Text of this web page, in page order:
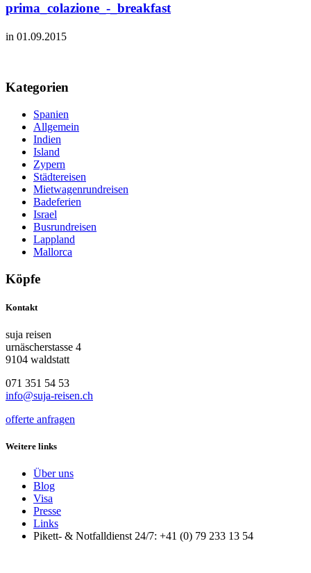
prima_colazione_-_breakfast
in 01.09.2015
Kategorien
Spanien
Allgemein
Indien
Island
Zypern
Städtereisen
Mietwagenrundreisen
Badeferien
Israel
Busrundreisen
Lappland
Mallorca
Köpfe
Kontakt
suja reisen
urnäscherstasse 4
9104 waldstatt
071 351 54 53
info@suja-reisen.ch
offerte anfragen
Weitere links
Über uns
Blog
Visa
Presse
Links
Pikett- & Notfalldienst 24/7: +41 (0) 79 233 13 54